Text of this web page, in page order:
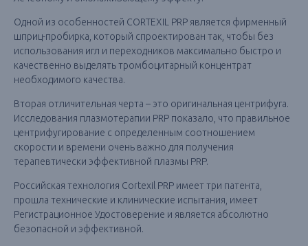
Одной из особенностей CORTEXIL PRP является фирменный
шприц-пробирка, который спроектирован так, чтобы без
использования игл и переходников максимально быстро и
качественно выделять тромбоцитарный концентрат
необходимого качества.
Вторая отличительная черта – это оригинальная центрифуга.
Исследования плазмотерапии PRP показало, что правильное
центрифугирование с определенным соотношением
скорости и времени очень важно для получения
терапевтически эффективной плазмы PRP.
Российская технология Cortexil PRP имеет три патента,
прошла технические и клинические испытания, имеет
Регистрационное Удостоверение и является абсолютно
безопасной и эффективной.